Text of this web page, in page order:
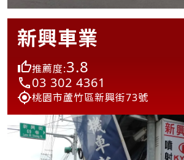
新興車業
推薦度:3.8
03 302 4361
桃園市蘆竹區新興街73號